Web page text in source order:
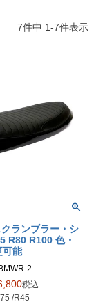
7件中 1-7件表示
ランブラー・シ
R80 R100 色・
可能
2
税込
/R45